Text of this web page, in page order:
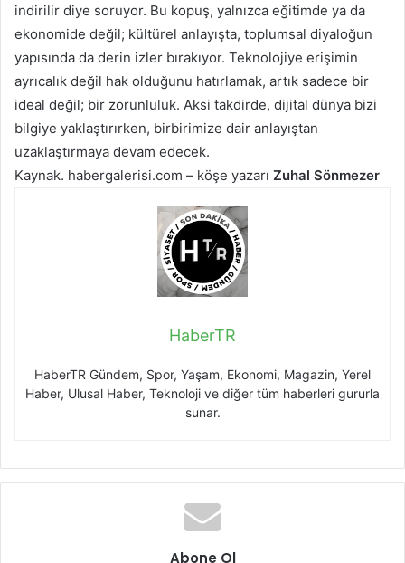
indirilir diye soruyor. Bu kopuş, yalnızca eğitimde ya da
ekonomide değil; kültürel anlayışta, toplumsal diyaloğun
yapısında da derin izler bırakıyor. Teknolojiye erişimin
ayrıcalık değil hak olduğunu hatırlamak, artık sadece bir
ideal değil; bir zorunluluk. Aksi takdirde, dijital dünya bizi
bilgiye yaklaştırırken, birbirimize dair anlayıştan
uzaklaştırmaya devam edecek.
Kaynak. habergalerisi.com – köşe yazarı Zuhal Sönmezer
HaberTR
HaberTR Gündem, Spor, Yaşam, Ekonomi, Magazin, Yerel
Haber, Ulusal Haber, Teknoloji ve diğer tüm haberleri gururla
sunar.
Abone Ol